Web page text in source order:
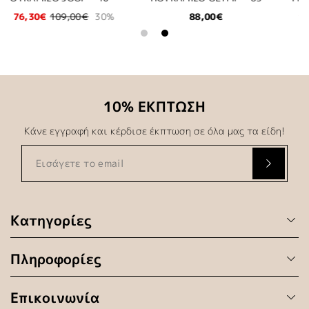
105,56€ 119,95€
27,97€
Κατηγορίες
Πληροφορίες
Επικοινωνία
10% ΕΚΠΤΩΣΗ
Κάνε εγγραφή και κέρδισε έκπτωση σε όλα μας τα είδη!